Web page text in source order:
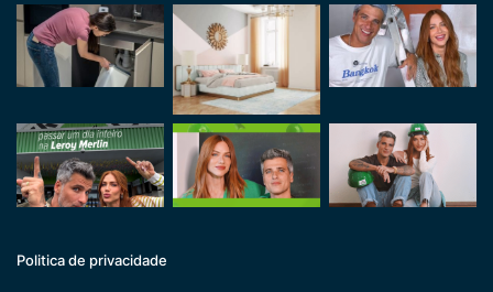
Politica de privacidade